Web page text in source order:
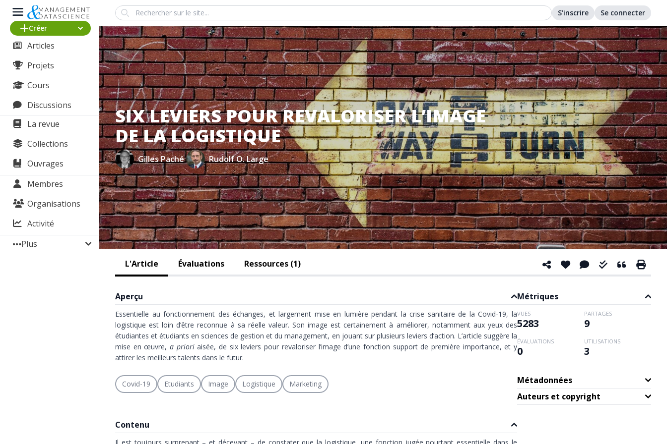
Créer
Articles
Projets
Cours
Discussions
La revue
Collections
Ouvrages
Membres
Organisations
Activité
Plus
Search S'inscrire Se connecter
SIX LEVIERS POUR REVALORISER L’IMAGE
DE LA LOGISTIQUE
Gilles Paché Rudolf O. Large
L'Article Évaluations Ressources (1)
Aperçu
Essentielle au fonctionnement des échanges, et largement mise en lumière pendant la crise sanitaire de la Covid-19, la
logistique est loin d’être reconnue à sa réelle valeur. Son image est certainement à améliorer, notamment aux yeux des
étudiantes et étudiants en sciences de gestion et du management, en jouant sur plusieurs leviers d’action. L’article suggère la
mise en œuvre,a prioriaisée, de six leviers pour revaloriser l’image d’une fonction support de première importance, et y
attirer les meilleurs talents dans le futur.
Covid-19 Etudiants Image Logistique Marketing
Contenu
Métriques
VUES
5283
PARTAGES
9
ÉVALUATIONS
0
UTILISATIONS
3
Métadonnées
Auteurs et copyright